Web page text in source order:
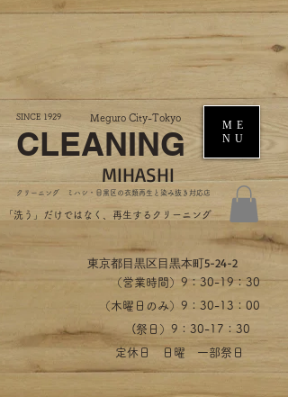
SINCE 1929
CLEANING
Meguro City-Tokyo
MIHASHI
​クリーニング ミハシ・目黒区の衣類再生と染み抜き対応店
ME
NU
​東京都目黒区目黒本町5-24-2
（営業時間）​9：30-19：30
（木曜日のみ）9：30-13：00
​(祭日）9：30-17：30
​定休日 日曜 一部祭日
​「洗う」だけではなく、再生するクリーニング